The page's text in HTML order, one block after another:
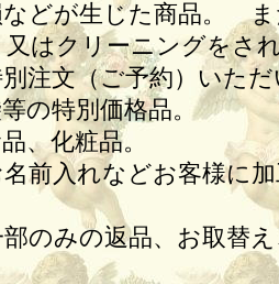
などが生じた商品。
はクリーニングをさ
注文（ご予約）いた
の特別価格品。
、化粧品。
前入れなどお客様に
のみの返品、お取替